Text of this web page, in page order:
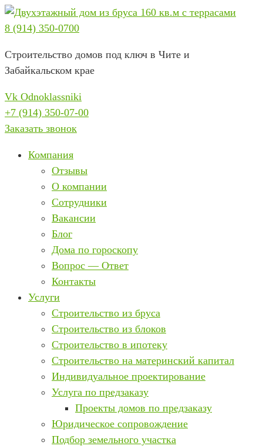
Перейти
к
8 (914) 350-0700
Строительство домов под ключ в Чите и
Забайкальском крае
Vk Odnoklassniki
+7 (914) 350-07-00
Заказать звонок
Компания
Отзывы
О компании
Сотрудники
Вакансии
Блог
Дома по гороскопу
Вопрос — Ответ
Контакты
Услуги
Строительство из бруса
Строительство из блоков
Строительство в ипотеку
Строительство на материнский капитал
Индивидуальное проектирование
Услуга по предзаказу
Проекты домов по предзаказу
Юридическое сопровождение
Подбор земельного участка